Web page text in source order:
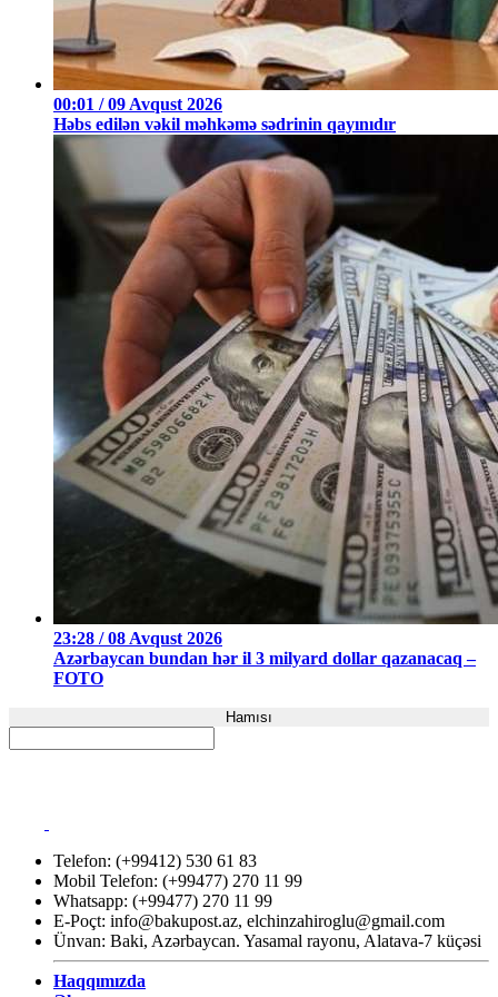
00:01 / 09 Avqust 2026
Həbs edilən vəkil məhkəmə sədrinin qayınıdır
23:28 / 08 Avqust 2026
Azərbaycan bundan hər il 3 milyard dollar qazanacaq –
FOTO
Hamısı
Telefon: (+99412) 530 61 83
Mobil Telefon: (+99477) 270 11 99
Whatsapp: (+99477) 270 11 99
E-Poçt: info@bakupost.az, elchinzahiroglu@gmail.com
Ünvan: Baki, Azərbaycan. Yasamal rayonu, Alatava-7 küçəsi
Haqqımızda